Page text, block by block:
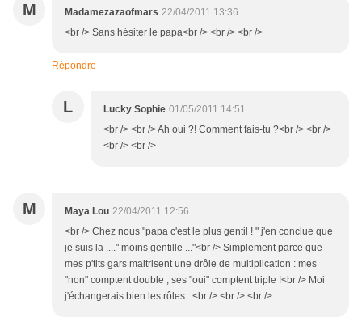
M Madamezazaofmars 22/04/2011 13:36
<br /> Sans hésiter le papa<br /> <br /> <br />
Répondre
L Lucky Sophie 01/05/2011 14:51
<br /> <br /> Ah oui ?! Comment fais-tu ?<br /> <br />
<br /> <br />
M Maya Lou 22/04/2011 12:56
<br /> Chez nous "papa c'est le plus gentil ! " j'en conclue que
je suis la ...." moins gentille ..."<br /> Simplement parce que
mes p'tits gars maitrisent une drôle de multiplication : mes
"non" comptent double ; ses "oui" comptent triple !<br /> Moi
j'échangerais bien les rôles...<br /> <br /> <br />